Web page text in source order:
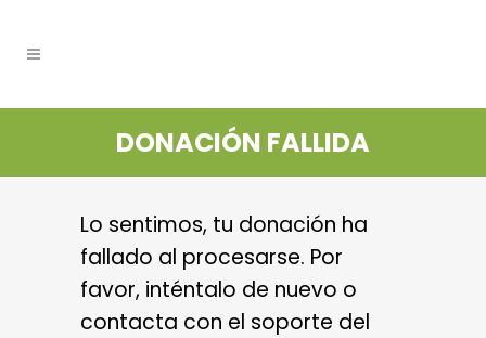
DONACIÓN FALLIDA
Lo sentimos, tu donación ha
fallado al procesarse. Por
favor, inténtalo de nuevo o
contacta con el soporte del